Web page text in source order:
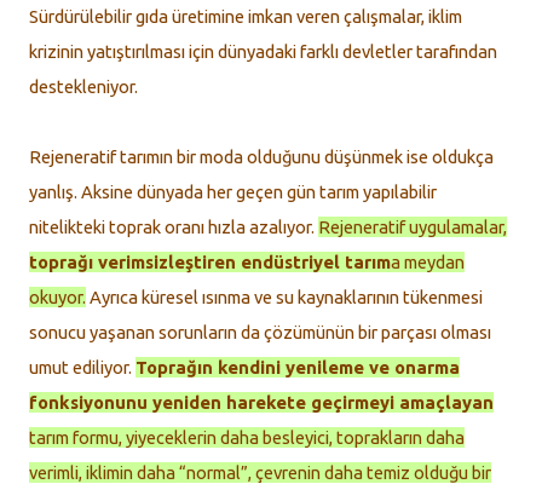
Sürdürülebilir gıda üretimine imkan veren çalışmalar, iklim
krizinin yatıştırılması için dünyadaki farklı devletler tarafından
destekleniyor.
Rejeneratif tarımın bir moda olduğunu düşünmek ise oldukça
yanlış. Aksine dünyada her geçen gün tarım yapılabilir
nitelikteki toprak oranı hızla azalıyor. Rejeneratif uygulamalar,
toprağı verimsizleştiren endüstriyel tarıma meydan
okuyor. Ayrıca küresel ısınma ve su kaynaklarının tükenmesi
sonucu yaşanan sorunların da çözümünün bir parçası olması
umut ediliyor. Toprağın kendini yenileme ve onarma
fonksiyonunu yeniden harekete geçirmeyi amaçlayan
tarım formu, yiyeceklerin daha besleyici, toprakların daha
verimli, iklimin daha “normal”, çevrenin daha temiz olduğu bir